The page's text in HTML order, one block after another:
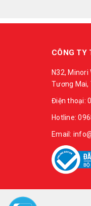
CÔNG TY
N32,
Tương Mai,
Điện thoại:
Hotline:
Email: